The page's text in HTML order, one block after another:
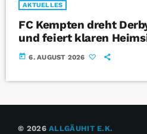
AKTUELLES
FC Kempten dreht
und feiert klaren
today 6. AUGUST 2026
© 2026ALLGÄUHIT E.K.